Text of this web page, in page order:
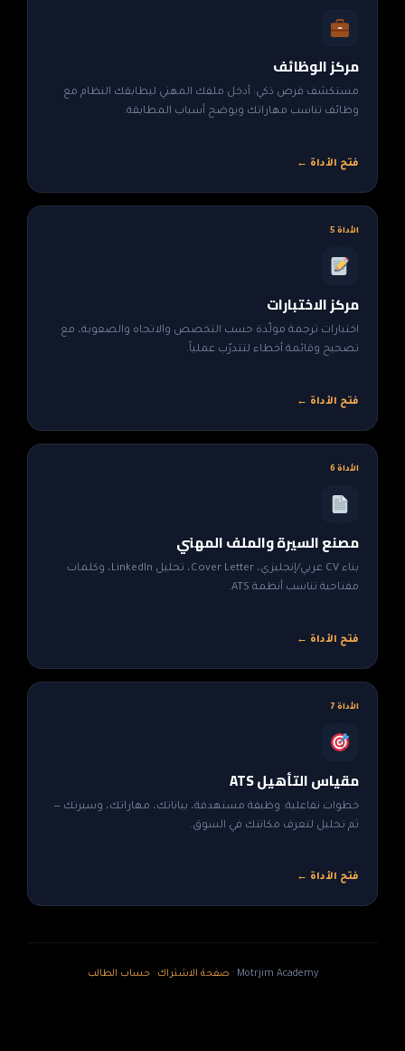
مركز الوظائف
مستكشف فرص ذكي: أدخل ملفك المهني ليطابقك النظام مع
وظائف تناسب مهاراتك ويوضح أسباب المطابقة.
فتح الأداة ←
الأداة 5
مركز الاختبارات
اختبارات ترجمة مولّدة حسب التخصص والاتجاه والصعوبة، مع
تصحيح وقائمة أخطاء لتتدرّب عملياً.
فتح الأداة ←
الأداة 6
مصنع السيرة والملف المهني
بناء CV عربي/إنجليزي، Cover Letter، تحليل LinkedIn، وكلمات
مفتاحية تناسب أنظمة ATS.
فتح الأداة ←
الأداة 7
مقياس التأهيل ATS
خطوات تفاعلية: وظيفة مستهدفة، بياناتك، مهاراتك، وسيرتك —
ثم تحليل لتعرف مكانتك في السوق.
فتح الأداة ←
Motrjim Academy · صفحة الاشتراك ·حساب الطالب